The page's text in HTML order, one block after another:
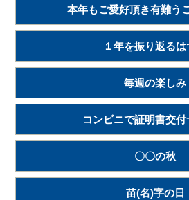
本年もご愛好頂き有難う
１年を振り返るは
毎週の楽しみ
コンビニで証明書交付
〇〇の秋
苗(名)字の日